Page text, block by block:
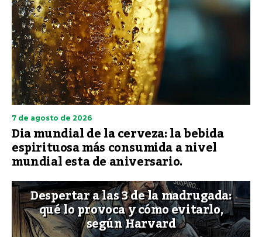
7 de agosto de 2026
Dia mundial de la cerveza: la bebida
espirituosa más consumida a nivel
mundial esta de aniversario.
Despertar a las 3 de la madrugada:
qué lo provoca y cómo evitarlo,
según Harvard